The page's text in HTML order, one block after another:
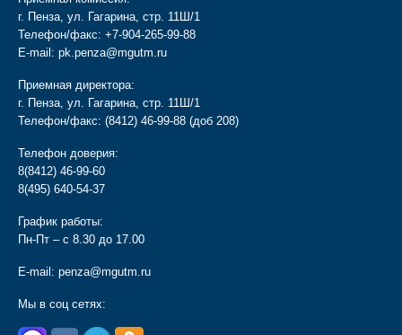
г. Пенза, ул. Гагарина, стр. 11Ш/1
Телефон/факс: +7-904-265-99-88
E-mail: pk.penza@mgutm.ru
Приемная директора:
г. Пенза, ул. Гагарина, стр. 11Ш/1
Телефон/факс: (8412) 46-99-88 (доб 208)
Телефон доверия:
8(8412) 46-99-60
8(495) 640-54-37
График работы:
Пн-Пт – с 8.30 до 17.00
E-mail: penza@mgutm.ru
Мы в соц сетях: